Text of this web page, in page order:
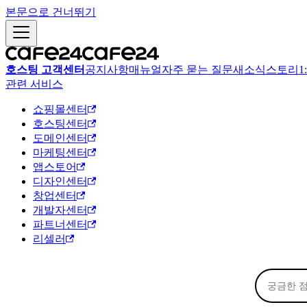
본문으로 건너뛰기
호스팅 고객센터 공지사항매뉴얼자주 묻는 질문새소식스토리
관련 서비스
쇼핑몰센터
호스팅센터
도메인센터
마케팅센터
앱스토어
디자인센터
창업센터
개발자센터
파트너센터
리셀러